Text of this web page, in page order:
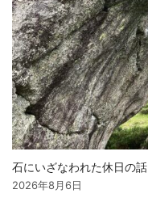
石にいざなわれた休日の話
2026年8月6日